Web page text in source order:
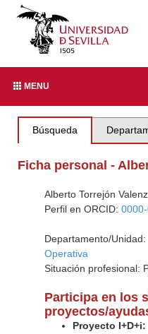
MENU
Búsqueda
Ficha personal -
Alberto Torrejón
Perfil en ORCID:
Departamento/
Operativa
Situación profesional:
Participa en los
proyectos/
Proyecto I+D+i: